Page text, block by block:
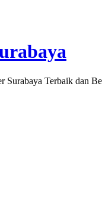
Terbaik dan